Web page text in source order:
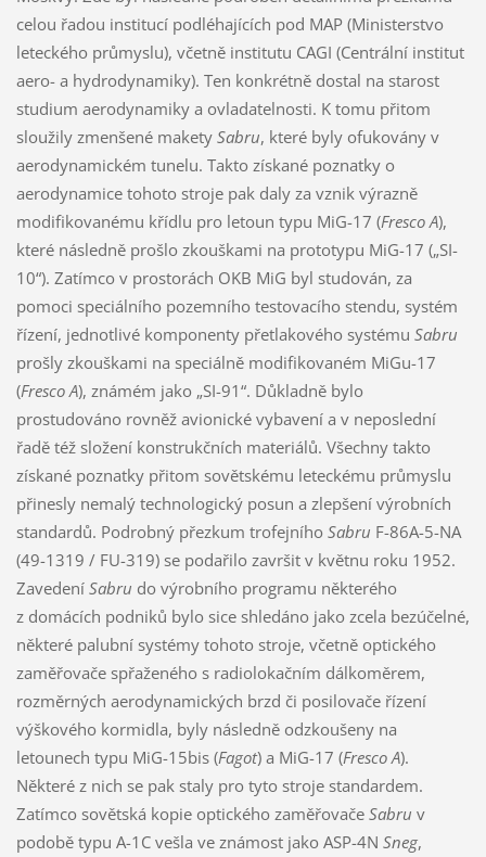
celou řadou institucí podléhajících pod MAP (Ministerstvo
leteckého průmyslu), včetně institutu CAGI (Centrální institut
aero- a hydrodynamiky). Ten konkrétně dostal na starost
studium aerodynamiky a ovladatelnosti. K tomu přitom
sloužily zmenšené makety Sabru, které byly ofukovány v
aerodynamickém tunelu. Takto získané poznatky o
aerodynamice tohoto stroje pak daly za vznik výrazně
modifikovanému křídlu pro letoun typu MiG-17 (Fresco A),
které následně prošlo zkouškami na prototypu MiG-17 („SI-
10“). Zatímco v prostorách OKB MiG byl studován, za
pomoci speciálního pozemního testovacího stendu, systém
řízení, jednotlivé komponenty přetlakového systému Sabru
prošly zkouškami na speciálně modifikovaném MiGu-17
(Fresco A), známém jako „SI-91“. Důkladně bylo
prostudováno rovněž avionické vybavení a v neposlední
řadě též složení konstrukčních materiálů. Všechny takto
získané poznatky přitom sovětskému leteckému průmyslu
přinesly nemalý technologický posun a zlepšení výrobních
standardů. Podrobný přezkum trofejního Sabru F-86A-5-NA
(49-1319 / FU-319) se podařilo završit v květnu roku 1952.
Zavedení Sabru do výrobního programu některého
z domácích podniků bylo sice shledáno jako zcela bezúčelné,
některé palubní systémy tohoto stroje, včetně optického
zaměřovače spřaženého s radiolokačním dálkoměrem,
rozměrných aerodynamických brzd či posilovače řízení
výškového kormidla, byly následně odzkoušeny na
letounech typu MiG-15bis (Fagot) a MiG-17 (Fresco A).
Některé z nich se pak staly pro tyto stroje standardem.
Zatímco sovětská kopie optického zaměřovače Sabru v
podobě typu A-1C vešla ve známost jako ASP-4N Sneg,